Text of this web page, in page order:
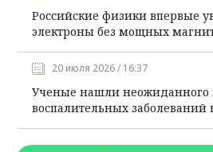
Российские физики впервые
электроны без мощных
20 июля 2026 / 16:37
Ученые нашли неожиданного
воспалительных